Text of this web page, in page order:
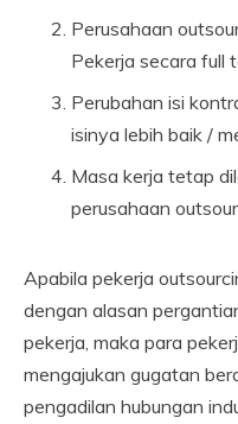
Perusahaan
Pekerja secara full
Perubahan isi
isinya lebih baik /
Masa kerja tetap
perusahaan
Apabila pekerja
dengan alasan
pekerja, maka para
mengajukan gugatan
pengadilan hubungan